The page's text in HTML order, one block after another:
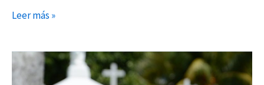
Leer más »
Horarios
especiales